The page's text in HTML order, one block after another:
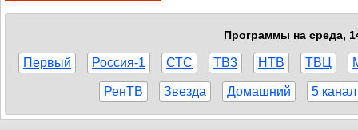
Программы на среда,
Первый Россия-1 СТС ТВ3 НТВ ТВЦ
РенТВ Звезда Домашний 5 канал